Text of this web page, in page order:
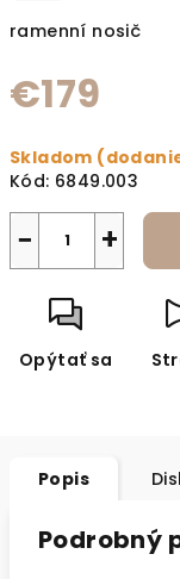
ramenní nosič
€179
Skladom
Kód: 6849.003
+
−
Opýtať sa
Popis
Podrobný